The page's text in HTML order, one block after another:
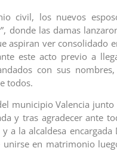
civil, los nuevos
donde las damas
aspiran ver consolidado
este acto previo a
con sus
todos.
municipio Valencia junto
y tras agradecer ante
a la alcaldesa encargada
en matrimonio